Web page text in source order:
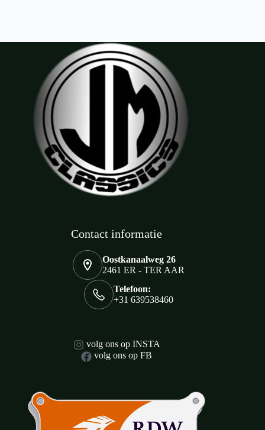
Contact informatie
Oostkanaalweg 26
2461 ER - TER AAR
Telefoon:
+31 639538460
volg ons op INSTA
volg ons op FB